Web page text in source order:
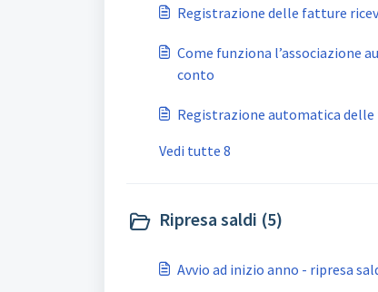
Registrazione delle fatture
Come funziona l’associazione
conto
Registrazione automatica
Vedi tutte 8
Ripresa saldi (5)
Avvio ad inizio anno - ripresa